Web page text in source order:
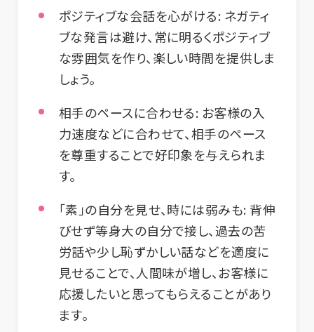
ポジティブな会話を心がける: ネガティ
ブな発言は避け、常に明るくポジティブ
な雰囲気を作り、楽しい時間を提供しま
しょう。
相手のペースに合わせる: お客様の入
力速度などに合わせて、相手のペース
を尊重することで好印象を与えられま
す。
「素」の自分を見せ、時には弱みも: 背伸
びせず等身大の自分で接し、過去の苦
労話や少し恥ずかしい話などを適度に
見せることで、人間味が増し、お客様に
応援したいと思ってもらえることがあり
ます。